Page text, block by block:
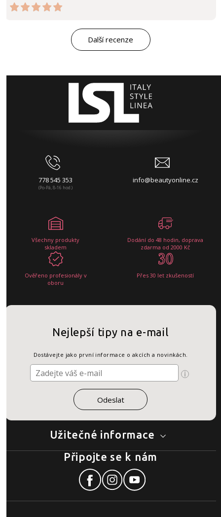
Další recenze
778 545 353
(Po-Pá, 8-16 hod.)
info@beautyonline.cz
Všechny produkty
skladem
Dodání do 48 hodin, doprava
zdarma od 2000 Kč
Ověřeno profesionály v
oboru
Přes 30 let zkušeností
Užitečné informace
Nejlepší tipy na e-mail
Dostávejte jako první informace o akcích a novinkách.
Připojte se k nám